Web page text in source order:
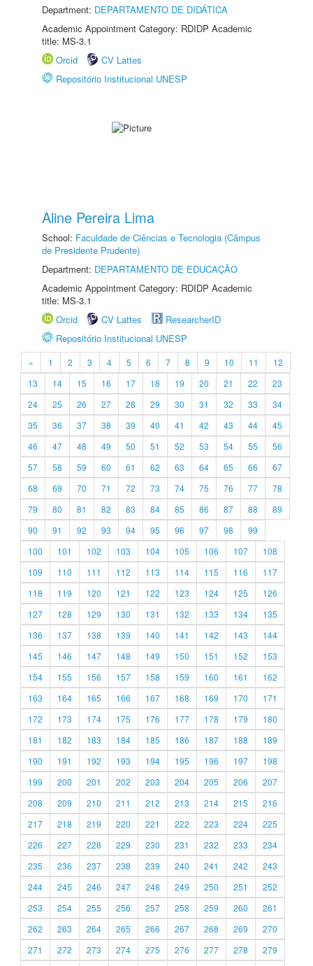
Department: DEPARTAMENTO DE DIDÁTICA
Academic Appointment Category: RDIDP Academic
title: MS-3.1
Orcid
CV Lattes
Repositório Institucional UNESP
Aline Pereira Lima
School: Faculdade de Ciências e Tecnologia (Câmpus
de Presidente Prudente)
Department: DEPARTAMENTO DE EDUCAÇÃO
Academic Appointment Category: RDIDP Academic
title: MS-3.1
Orcid
CV Lattes
ResearcherID
Repositório Institucional UNESP
« 1 2 3 4 5 6 7 8 9 10 11
12
13
14 15 16 17 18 19 20 21 22
23
24
25 26 27 28 29 30 31 32 33
34
35
36 37 38 39 40 41 42 43 44
45
46
47 48 49 50 51 52 53 54 55
56
57
58 59 60 61 62 63 64 65 66
67
68
69 70 71 72 73 74 75 76 77
78
79
80 81 82 83 84 85 86 87 88
89
90
91 92 93 94 95 96 97 98
99
100
101 102 103 104 105 106 107
108
109
110 111 112 113 114 115 116
117
118
119 120 121 122 123 124 125
126
127
128 129 130 131 132 133 134
135
136
137 138 139 140 141 142 143
144
145
146 147 148 149 150 151 152
153
154
155 156 157 158 159 160 161
162
163
164 165 166 167 168 169 170
171
172
173 174 175 176 177 178 179
180
181
182 183 184 185 186 187 188
189
190
191 192 193 194 195 196 197
198
199
200 201 202 203 204 205 206
207
208
209 210 211 212 213 214 215
216
217
218 219 220 221 222 223 224
225
226
227 228 229 230 231 232 233
234
235
236 237 238 239 240 241 242
243
244
245 246 247 248 249 250 251
252
253
254 255 256 257 258 259 260
261
262
263 264 265 266 267 268 269
270
271
272 273 274 275 276 277 278
279